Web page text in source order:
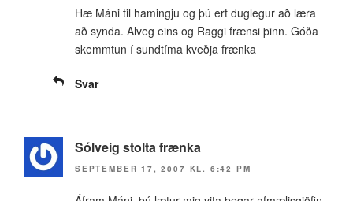
Hæ Máni til hamingju og þú ert duglegur að læra
að synda. Alveg eins og Raggi frænsi þinn. Góða
skemmtun í sundtíma kveðja frænka
Svar
Sólveig stolta frænka
SEPTEMBER 17, 2007 KL. 6:42 PM